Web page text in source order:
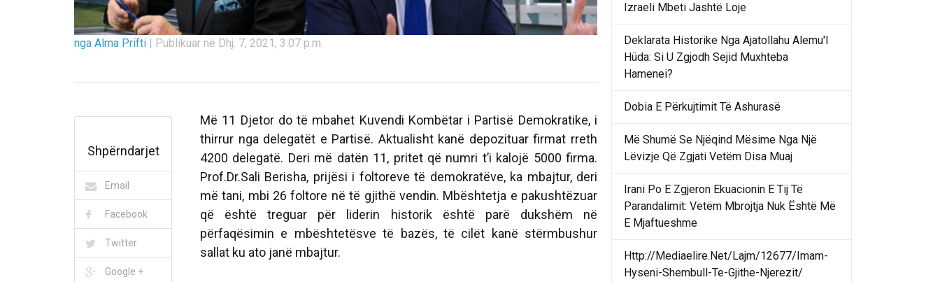
nga Alma Prifti Publikuar në Dhj. 7, 2021, 3:07 p.m.
Shpërndarjet
Email
Facebook
Twitter
Google +
Më 11 Djetor do të mbahet Kuvendi Kombëtar i Partisë Demokratike, i
thirrur nga delegatët e Partisë. Aktualisht kanë depozituar firmat rreth
4200 delegatë. Deri më datën 11, pritet që numri t’i kalojë 5000 firma.
Prof.Dr.Sali Berisha, prijësi i foltoreve të demokratëve, ka mbajtur, deri
më tani, mbi 26 foltore në të gjithë vendin. Mbështetja e pakushtëzuar
që është treguar për liderin historik është parë dukshëm në
përfaqësimin e mbështetësve të bazës, të cilët kanë stërmbushur
sallat ku ato janë mbajtur.
Izraeli Mbeti Jashtë Loje
Deklarata Historike Nga Ajatollahu Alemu'l
Hüda: Si U Zgjodh Sejid Muxhteba
Hamenei?
Dobia E Përkujtimit Të Ashurasë
Më Shumë Se Njëqind Mësime Nga Një
Lëvizje Që Zgjati Vetëm Disa Muaj
Irani Po E Zgjeron Ekuacionin E Tij Të
Parandalimit: Vetëm Mbrojtja Nuk Është Më
E Mjaftueshme
Http://Mediaelire.Net/Lajm/12677/Imam-
Hyseni-Shembull-Te-Gjithe-Njerezit/